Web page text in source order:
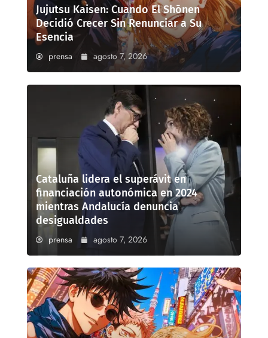
Jujutsu Kaisen: Cuando El Shōnen
Decidió Crecer Sin Renunciar a Su
Esencia
prensa agosto 7, 2026
Cataluña lidera el superávit en
financiación autonómica en 2024
mientras Andalucía denuncia
desigualdades
prensa agosto 7, 2026